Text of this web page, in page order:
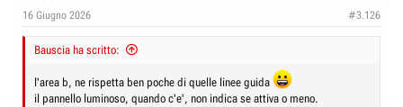
16 Giugno 2026 #3.126
Bauscia ha scritto:
l'area b, ne rispetta ben poche di quelle linee guida
il pannello luminoso, quando c'e', non indica se attiva o meno.